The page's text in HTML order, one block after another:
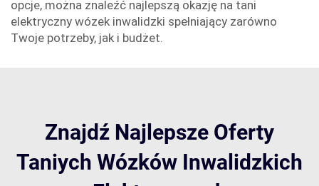
opcje, można znaleźć najlepszą okazję na tani
elektryczny wózek inwalidzki spełniający zarówno
Twoje potrzeby, jak i budżet.
Znajdź Najlepsze Oferty
Taniych Wózków Inwalidzkich